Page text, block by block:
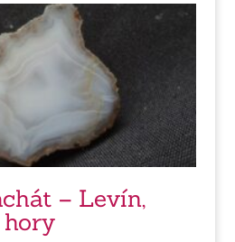
– Levín,